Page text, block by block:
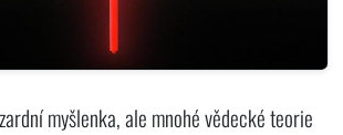
myšlenka, ale mnohé vědecké teorie